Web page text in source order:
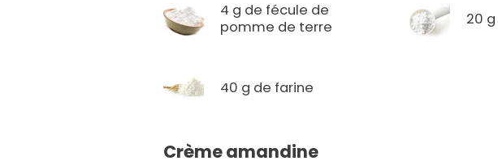
4 g de fécule de
pomme de terre
20
40 g de farine
Crème amandine